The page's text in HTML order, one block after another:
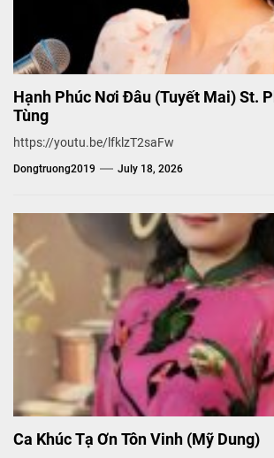
Hạnh Phúc Nơi Đâu (Tuyết Mai) St.
Tùng
https://youtu.be/lfklzT2saFw
Dongtruong2019 July 18, 2026
Ca Khúc Tạ Ơn Tôn Vinh (Mỹ Dung)